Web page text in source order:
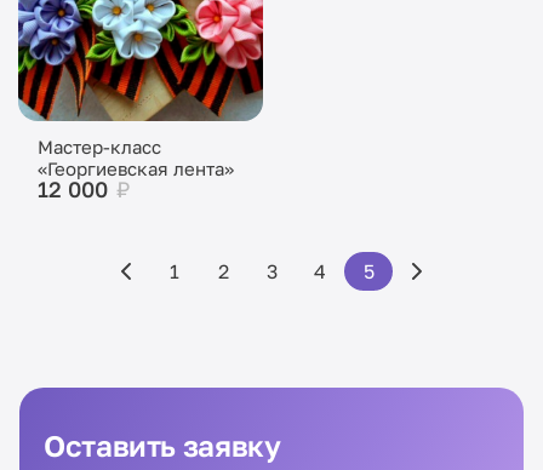
Мастер-класс
«Георгиевская лента»
12 000 ₽
1 2 3 4 5
Оставить заявку